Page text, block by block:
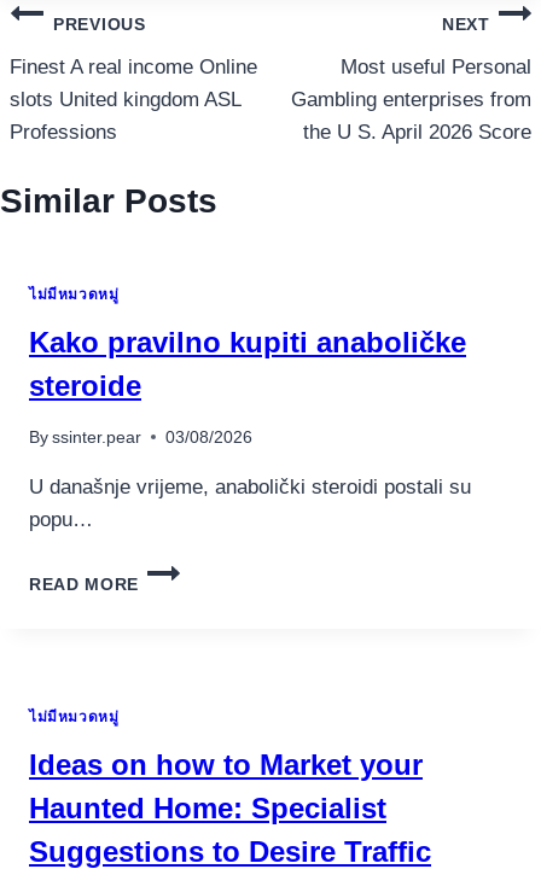
แนะแนว
เรื่อง
PREVIOUS
Finest A real income Online
slots United kingdom ASL
Professions
NEXT
Most useful Personal
Gambling enterprises from
the U S. April 2026 Score
Similar Posts
ไม่มีหมวดหมู่
Kako pravilno kupiti anaboličke
steroide
By ssinter.pear 03/08/2026
U današnje vrijeme, anabolički steroidi postali su
popu…
READ MORE
KAKO
ไม่มีหมวดหมู่
Ideas on how to Market your
Haunted Home: Specialist
Suggestions to Desire Traffic